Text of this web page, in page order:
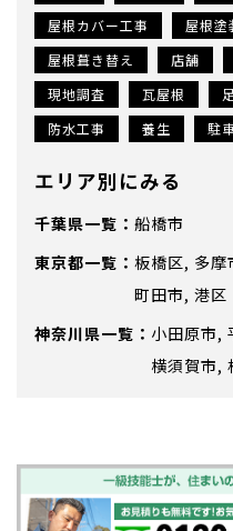
屋根カバー工事
屋根塗
屋根葺き替え
店舗
現地調査
瓦屋根
防水工事
養生 駐
エリア別にみる
千葉県
船橋市
東京都
板橋区 多摩
町田市 港区
神奈川県
小田原市
横須賀市